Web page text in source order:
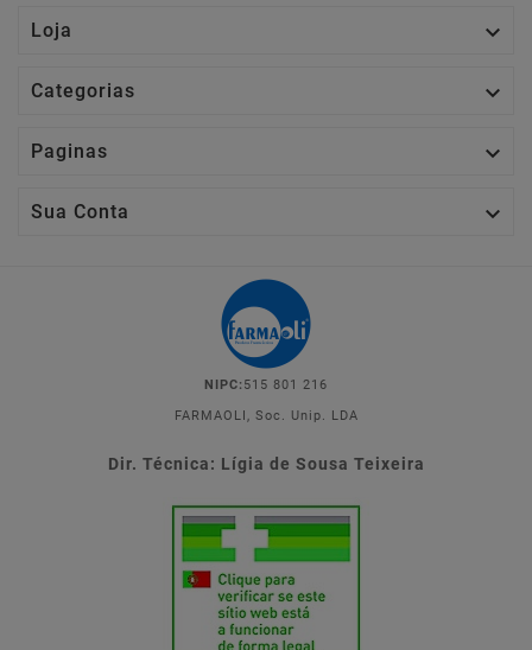
Loja 
Categorias 
Paginas 
Sua Conta 
NIPC: 515 801 216
FARMAOLI, Soc. Unip. LDA
Dir. Técnica: Lígia de Sousa Teixeira